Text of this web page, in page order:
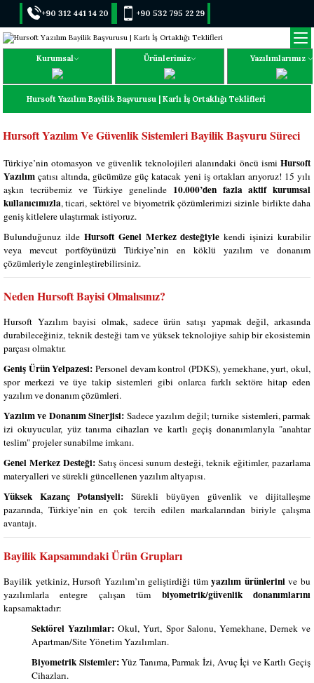
+90 312 441 14 20 +90 532 795 22 29
Kurumsal Ürünlerimiz Yazılımlarımız
Hursoft Yazılım Bayilik Başvurusu | Karlı İş Ortaklığı Teklifleri
Hursoft Yazılım Ve Güvenlik Sistemleri Bayilik Başvuru Süreci
Türkiye’nin otomasyon ve güvenlik teknolojileri alanındaki öncü ismi Hursoft
Yazılım çatısı altında, gücümüze güç katacak yeni iş ortakları arıyoruz! 15 yılı
aşkın tecrübemiz ve Türkiye genelinde 10.000’den fazla aktif kurumsal
kullanıcımızla, ticari, sektörel ve biyometrik çözümlerimizi sizinle birlikte daha
geniş kitlelere ulaştırmak istiyoruz.
Bulunduğunuz ilde Hursoft Genel Merkez desteğiyle kendi işinizi kurabilir
veya mevcut portföyünüzü Türkiye’nin en köklü yazılım ve donanım
çözümleriyle zenginleştirebilirsiniz.
Neden Hursoft Bayisi Olmalısınız?
Hursoft Yazılım bayisi olmak, sadece ürün satışı yapmak değil, arkasında
durabileceğiniz, teknik desteği tam ve yüksek teknolojiye sahip bir ekosistemin
parçası olmaktır.
Geniş Ürün Yelpazesi: Personel devam kontrol (PDKS), yemekhane, yurt, okul,
spor merkezi ve üye takip sistemleri gibi onlarca farklı sektöre hitap eden
yazılım ve donanım çözümleri.
Yazılım ve Donanım Sinerjisi: Sadece yazılım değil; turnike sistemleri, parmak
izi okuyucular, yüz tanıma cihazları ve kartlı geçiş donanımlarıyla "anahtar
teslim" projeler sunabilme imkanı.
Genel Merkez Desteği:Satış öncesi sunum desteği, teknik eğitimler, pazarlama
materyalleri ve sürekli güncellenen yazılım altyapısı.
Yüksek Kazanç Potansiyeli: Sürekli büyüyen güvenlik ve dijitalleşme
pazarında, Türkiye’nin en çok tercih edilen markalarından biriyle çalışma
avantajı.
Bayilik Kapsamındaki Ürün Grupları
Bayilik yetkiniz, Hursoft Yazılım’ın geliştirdiği tümyazılım ürünlerinive bu
yazılımlarla entegre çalışan tüm biyometrik/güvenlik donanımlarını
kapsamaktadır:
Sektörel Yazılımlar: Okul, Yurt, Spor Salonu, Yemekhane, Dernek ve
Apartman/Site Yönetim Yazılımları.
Biyometrik Sistemler:Yüz Tanıma, Parmak İzi, Avuç İçi ve Kartlı Geçiş
Cihazları.